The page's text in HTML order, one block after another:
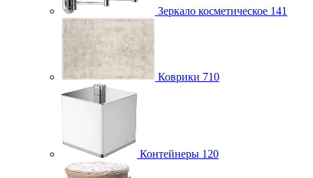
Зеркало косметическое 141
Коврики 710
Контейнеры 120